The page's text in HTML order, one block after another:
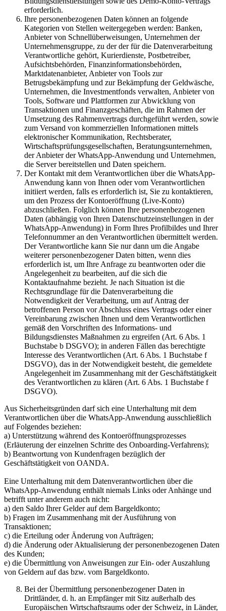
erforderlich.
Ihre personenbezogenen Daten können an folgende
Kategorien von Stellen weitergegeben werden: Banken,
Anbieter von Schnellüberweisungen, Unternehmen der
Unternehmensgruppe, zu der der für die Datenverarbeitung
Verantwortliche gehört, Kurierdienste, Postbetreiber,
Aufsichtsbehörden, Finanzinformationsbehörden,
Marktdatenanbieter, Anbieter von Tools zur
Betrugsbekämpfung und zur Bekämpfung der Geldwäsche,
Unternehmen, die Investmentfonds verwalten, Anbieter von
Tools, Software und Plattformen zur Abwicklung von
Transaktionen und Finanzgeschäften, die im Rahmen der
Umsetzung des Rahmenvertrags durchgeführt werden, sowie
zum Versand von kommerziellen Informationen mittels
elektronischer Kommunikation, Rechtsberater,
Wirtschaftsprüfungsgesellschaften, Beratungsunternehmen,
der Anbieter der WhatsApp-Anwendung und Unternehmen,
die Server bereitstellen und Daten speichern.
Der Kontakt mit dem Verantwortlichen über die WhatsApp-
Anwendung kann von Ihnen oder vom Verantwortlichen
initiiert werden, falls es erforderlich ist, Sie zu kontaktieren,
um den Prozess der Kontoeröffnung (Live-Konto)
abzuschließen. Folglich können Ihre personenbezogenen
Daten (abhängig von Ihren Datenschutzeinstellungen in der
WhatsApp-Anwendung) in Form Ihres Profilbildes und Ihrer
Telefonnummer an den Verantwortlichen übermittelt werden.
Der Verantwortliche kann Sie nur dann um die Angabe
weiterer personenbezogener Daten bitten, wenn dies
erforderlich ist, um Ihre Anfrage zu beantworten oder die
Angelegenheit zu bearbeiten, auf die sich die
Kontaktaufnahme bezieht. Je nach Situation ist die
Rechtsgrundlage für die Datenverarbeitung die
Notwendigkeit der Verarbeitung, um auf Antrag der
betroffenen Person vor Abschluss eines Vertrags oder einer
Vereinbarung zwischen Ihnen und dem Verantwortlichen
gemäß den Vorschriften des Informations- und
Bildungsdienstes Maßnahmen zu ergreifen (Art. 6 Abs. 1
Buchstabe b DSGVO); in anderen Fällen das berechtigte
Interesse des Verantwortlichen (Art. 6 Abs. 1 Buchstabe f
DSGVO), das in der Notwendigkeit besteht, die gemeldete
Angelegenheit im Zusammenhang mit der Geschäftstätigkeit
des Verantwortlichen zu klären (Art. 6 Abs. 1 Buchstabe f
DSGVO).
Aus Sicherheitsgründen darf sich eine Unterhaltung mit dem
Verantwortlichen über die WhatsApp-Anwendung ausschließlich
auf Folgendes beziehen:
a) Unterstützung während des Kontoeröffnungsprozesses
(Erläuterung der einzelnen Schritte des Onboarding-Verfahrens);
b) Beantwortung von Kundenfragen bezüglich der
Geschäftstätigkeit von OANDA.
Eine Unterhaltung mit dem Datenverantwortlichen über die
WhatsApp-Anwendung enthält niemals Links oder Anhänge und
betrifft unter anderem auch nicht:
a) den Saldo Ihrer Gelder auf dem Bargeldkonto;
b) Fragen im Zusammenhang mit der Ausführung von
Transaktionen;
c) die Erteilung oder Änderung von Aufträgen;
d) die Änderung oder Aktualisierung der personenbezogenen Daten
des Kunden;
e) die Übermittlung von Anweisungen zur Ein- oder Auszahlung
von Geldern auf das bzw. vom Bargeldkonto.
Bei der Übermittlung personenbezogener Daten in
Drittländer, d. h. an Empfänger mit Sitz außerhalb des
Europäischen Wirtschaftsraums oder der Schweiz, in Länder,